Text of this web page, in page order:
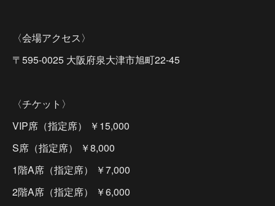
〈会場アクセス〉
〒595-0025 大阪府泉大津市旭町22-45
〈チケット〉
VIP席（指定席） ￥15,000
S席（指定席） ￥8,000
1階A席（指定席） ￥7,000
2階A席（指定席） ￥6,000